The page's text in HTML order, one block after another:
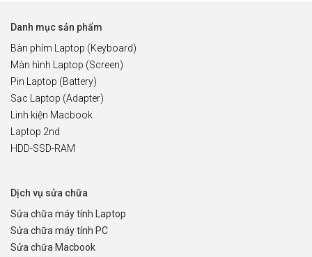
Danh mục sản phẩm
Bàn phím Laptop (Keyboard)
Màn hình Laptop (Screen)
Pin Laptop (Battery)
Sạc Laptop (Adapter)
Linh kiện Macbook
Laptop 2nd
HDD-SSD-RAM
Dịch vụ sửa chữa
Sửa chữa máy tính Laptop
Sửa chữa máy tính PC
Sửa chữa Macbook